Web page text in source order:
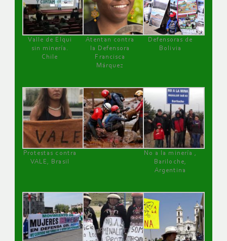
Valle de Elqui
sin minería.
Chile
Atentan contra
la Defensora
Francisca
Márquez
Defensoras de
Bolivia
Protestas contra
VALE, Brasil
No a la minería ,
Bariloche,
Argentina